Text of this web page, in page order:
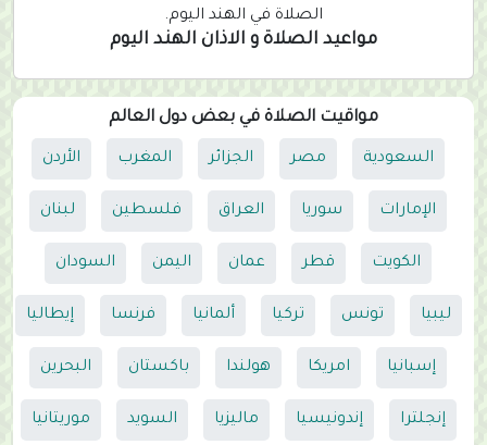
الصلاة في الهند اليوم.
مواعيد الصلاة و الاذان الهند اليوم
مواقيت الصلاة في بعض دول العالم
السعودية مصر الجزائر المغرب الأردن
الإمارات سوريا العراق فلسطين لبنان
الكويت قطر عمان اليمن السودان
ليبيا تونس تركيا ألمانيا فرنسا إيطاليا
إسبانيا امريكا هولندا باكستان البحرين
إنجلترا إندونيسيا ماليزيا السويد موريتانيا